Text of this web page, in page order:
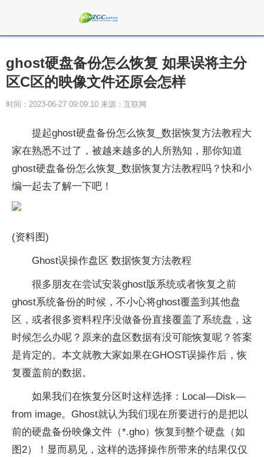
ghost硬盘备份怎么恢复 如果误将主分
区C区的映像文件还原会怎样
时间：2023-06-27 09:09:10 来源：互联网
提起ghost硬盘备份怎么恢复_数据恢复方法教程大
家在熟悉不过了，被越来越多的人所熟知，那你知道
ghost硬盘备份怎么恢复_数据恢复方法教程吗？快和小
编一起去了解一下吧！
(资料图)
Ghost误操作盘区 数据恢复方法教程
很多朋友在尝试安装ghost版系统或者恢复之前
ghost系统备份的时候，不小心将ghost覆盖到其他盘
区，或者很多资料程序没做备份直接覆盖了系统盘，这
时候怎么办呢？原来的盘区数据有没可能恢复呢？答案
是肯定的。本文就教大家如果在GHOST误操作后，恢
复覆盖前的数据。
如果我们在恢复分区时这样选择：Local—Disk—
from image。Ghost就认为我们现在所要进行的是把以
前的硬盘备份映像文件（*.gho）恢复到整个硬盘（如
图2）！显而易见，这样的选择操作所带来的结果仅仅